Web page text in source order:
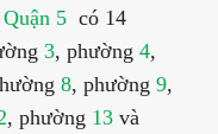
Quận 5 có 14
3, phường 4,
8, phường 9,
, phường 13 và